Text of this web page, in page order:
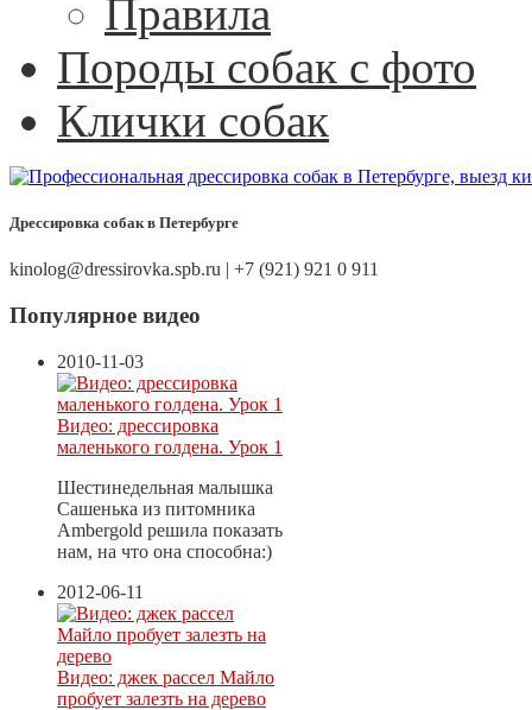
Правила
Породы собак с фото
Клички собак
Дрессировка собак в Петербурге
kinolog@dressirovka.spb.ru | +7 (921) 921 0 911
Популярное видео
2010-11-03
Видео: дрессировка
маленького голдена. Урок 1
Шестинедельная малышка
Сашенька из питомника
Ambergold решила показать
нам, на что она способна:)
2012-06-11
Видео: джек рассел Майло
пробует залезть на дерево